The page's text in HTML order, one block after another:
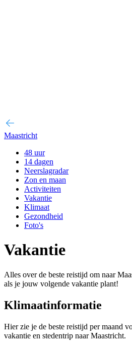
Maastricht
48 uur
14 dagen
Neerslagradar
Zon en maan
Activiteiten
Vakantie
Klimaat
Gezondheid
Foto's
Vakantie
Alles over de beste reistijd om naar
als je jouw volgende vakantie plant!
Klimaatinformatie
Hier zie je de beste reistijd per maand
vakantie en stedentrip naar Maastricht.